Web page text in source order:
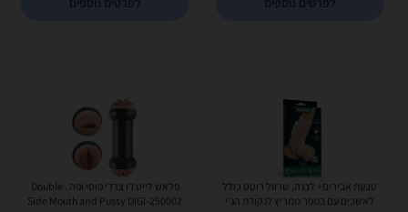
טבעת אבירים+ לבנה, שרוול רוטט כולל
לאשכים עם במפר ממריץ לנקודת הג'י
פלאש לייט דו צדדי פוסי ופה . Double
Side Mouth and Pussy DIGI-250002